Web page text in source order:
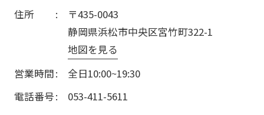
住所
〒435-0043
静岡県浜松市中央区宮竹町322-1
地図を見る
営業時間
全日10:00~19:30
電話番号
053-411-5611